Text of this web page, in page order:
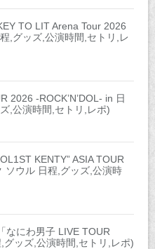
TO LIT Arena Tour 2026
,グッズ,公演時間,セトリ,レ
2026 -ROCK’N’DOL- in 日
,公演時間,セトリ,レポ)
KENTY” ASIA TOUR
ソウル 日程,グッズ,公演時
なにわ男子 LIVE TOUR
ッズ,公演時間,セトリ,レポ)